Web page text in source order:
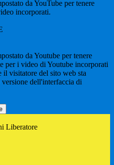
da YouTube per tenere
incorporati.
da Youtube per tenere
per i video di Youtube incorporati
il visitatore del sito web sta
dell'interfaccia di
Liberatore